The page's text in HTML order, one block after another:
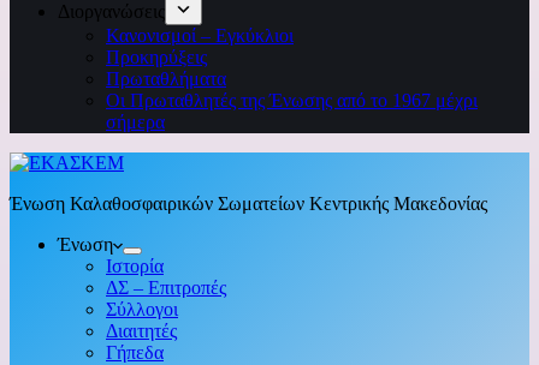
Διοργανώσεις
Κανονισμοί – Εγκύκλιοι
Προκηρύξεις
Πρωταθλήματα
Οι Πρωταθλητές της Ένωσης από το 1967 μέχρι
σήμερα
Ένωση Καλαθοσφαιρικών Σωματείων Κεντρικής Μακεδονίας
Ένωση
Ιστορία
ΔΣ – Επιτροπές
Σύλλογοι
Διαιτητές
Γήπεδα